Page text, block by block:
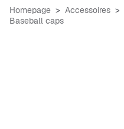
Homepage Accessoires
Baseball caps